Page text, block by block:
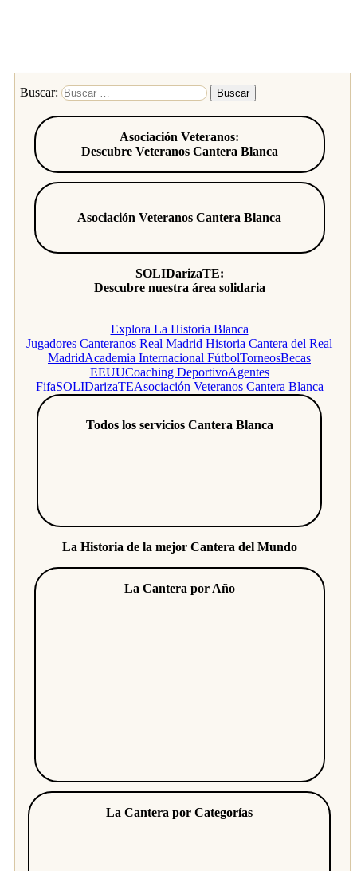
Buscar:
Asociación Veteranos:
Descubre Veteranos Cantera Blanca
Asociación Veteranos Cantera Blanca
SOLIDarizaTE:
Descubre nuestra área solidaria
Explora La Historia Blanca
Jugadores Canteranos Real Madrid Historia Cantera del Real
MadridAcademia Internacional FútbolTorneosBecas
EEUUCoaching DeportivoAgentes
FifaSOLIDarizaTEAsociación Veteranos Cantera Blanca
Todos los servicios Cantera Blanca
La Historia de la mejor Cantera del Mundo
La Cantera por Año
La Cantera por Categorías